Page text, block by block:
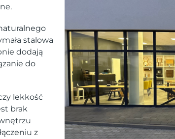
stalowa
dodają
do
lekkość
brak
z